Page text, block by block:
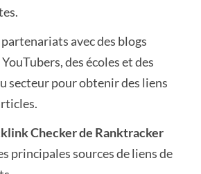
avec des blogs
des écoles et des
secteur pour obtenir des liens
Checker de Ranktracker
principales sources de liens de